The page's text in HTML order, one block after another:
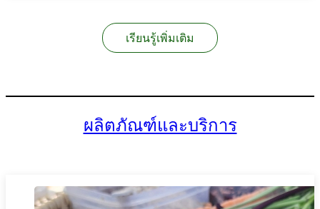
เรียนรู้เพิ่มเติม
ผลิตภัณฑ์และบริการ